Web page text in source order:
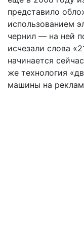
представило
использованием
чернил — на ней
исчезали слова
начинается
же технология
машины на